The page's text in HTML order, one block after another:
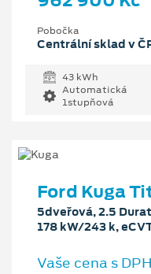
Pobočka
Centrální sklad v
43 kWh
Automatická
1stupňová
Ford Kuga
5dveřová, 2.5
178 kW/243 k,
Vaše cena s DPH